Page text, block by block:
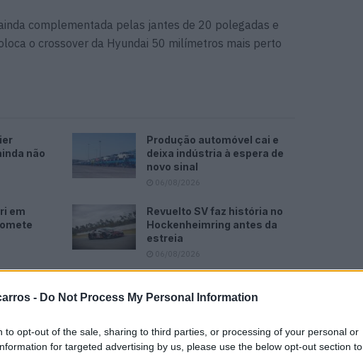
- Do Not Process My Personal Information
to opt-out of the sale, sharing to third parties, or processing of your personal or
for targeted advertising by us, please use the below opt-out section to
complementada pelas jantes de 20 polegadas e
o crossover da Hyundai 50 milímetros mais perto
não
Produção automóvel cai e
deixa indústria à espera de
novo sinal
em
Revuelto SV faz história no
Hockenheimring antes da
estreia
e de aventura, não lhe falta igualmente uma mala